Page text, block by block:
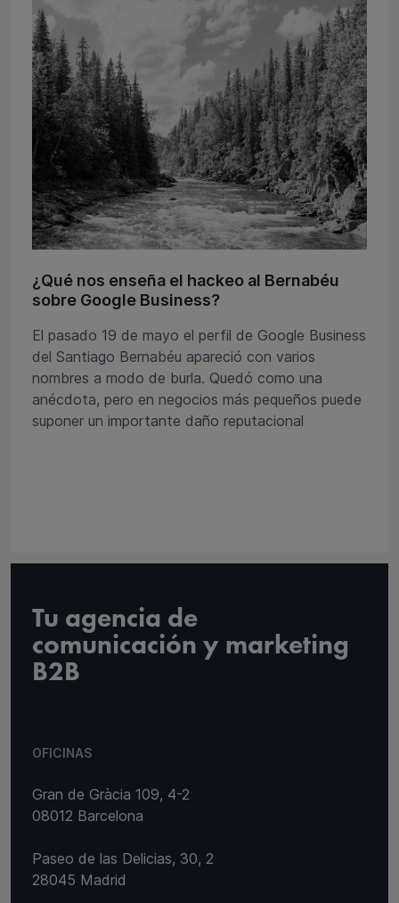
¿Qué nos enseña el hackeo al Bernabéu
sobre Google Business?
El pasado 19 de mayo el perfil de Google Business
del Santiago Bernabéu apareció con varios
nombres a modo de burla. Quedó como una
anécdota, pero en negocios más pequeños puede
suponer un importante daño reputacional
Tu agencia de
comunicación y marketing
B2B
OFICINAS
Gran de Gràcia 109, 4-2
08012 Barcelona
Paseo de las Delicias, 30, 2
28045 Madrid